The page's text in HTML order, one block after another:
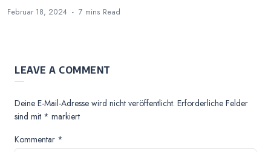
Februar 18, 2024 7 mins Read
LEAVE A COMMENT
Deine E-Mail-Adresse wird nicht veröffentlicht. Erforderliche Felder
sind mit * markiert
Kommentar *